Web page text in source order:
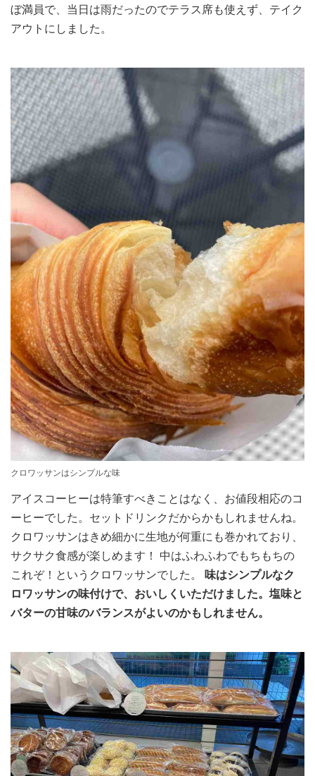
ぼ満員で、当日は雨だったのでテラス席も使えず、テイク
アウトにしました。
クロワッサンはシンプルな味
アイスコーヒーは特筆すべきことはなく、お値段相応のコ
ーヒーでした。セットドリンクだからかもしれませんね。
クロワッサンはきめ細かに生地が何重にも巻かれており、
サクサク食感が楽しめます！ 中はふわふわでもちもちの
これぞ！というクロワッサンでした。 味はシンプルなク
ロワッサンの味付けで、おいしくいただけました。塩味と
バターの甘味のバランスがよいのかもしれません。